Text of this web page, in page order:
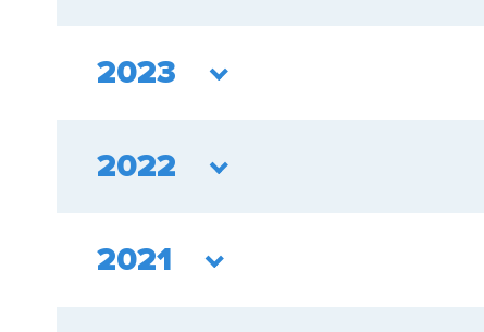
2023
2022
2021